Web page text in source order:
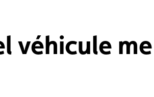
véhicule me